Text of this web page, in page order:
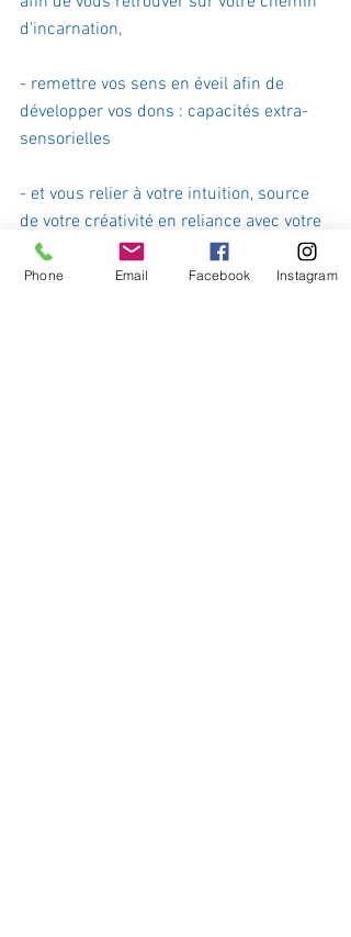
d'incarnation,
- remettre vos sens en éveil afin de
développer vos dons : capacités extra-
sensorielles
- et vous relier à votre intuition, source
de votre créativité en reliance avec votre
moi supérieur.
Phone Email Facebook Instagram